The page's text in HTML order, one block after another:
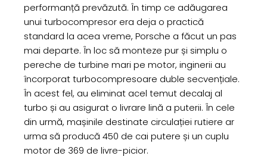
performanță prevăzută. În timp ce adăugarea
unui turbocompresor era deja o practică
standard la acea vreme, Porsche a făcut un pas
mai departe. În loc să monteze pur și simplu o
pereche de turbine mari pe motor, inginerii au
încorporat turbocompresoare duble secvențiale.
În acest fel, au eliminat acel temut decalaj al
turbo și au asigurat o livrare lină a puterii. În cele
din urmă, mașinile destinate circulației rutiere ar
urma să producă 450 de cai putere și un cuplu
motor de 369 de livre-picior.